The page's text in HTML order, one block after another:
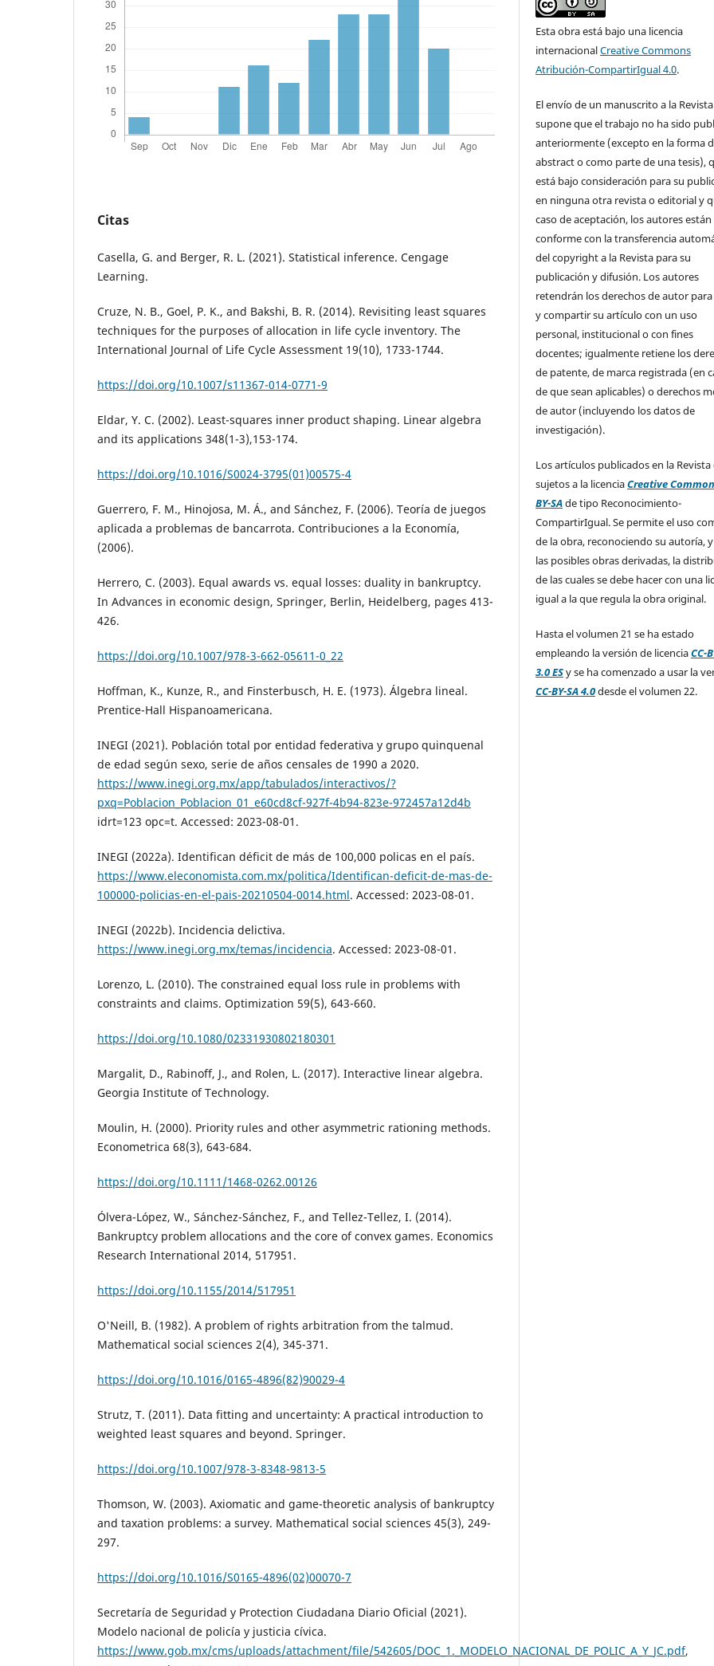
Citas
Casella, G. and Berger, R. L. (2021). Statistical inference. Cengage
Learning.
Cruze, N. B., Goel, P. K., and Bakshi, B. R. (2014). Revisiting least squares
techniques for the purposes of allocation in life cycle inventory. The
International Journal of Life Cycle Assessment 19(10), 1733-1744.
https://doi.org/10.1007/s11367-014-0771-9
Eldar, Y. C. (2002). Least-squares inner product shaping. Linear algebra
and its applications 348(1-3),153-174.
https://doi.org/10.1016/S0024-3795(01)00575-4
Guerrero, F. M., Hinojosa, M. Á., and Sánchez, F. (2006). Teoría de juegos
aplicada a problemas de bancarrota. Contribuciones a la Economía,
(2006).
Herrero, C. (2003). Equal awards vs. equal losses: duality in bankruptcy.
In Advances in economic design, Springer, Berlin, Heidelberg, pages 413-
426.
https://doi.org/10.1007/978-3-662-05611-0_22
Hoffman, K., Kunze, R., and Finsterbusch, H. E. (1973). Álgebra lineal.
Prentice-Hall Hispanoamericana.
INEGI (2021). Población total por entidad federativa y grupo quinquenal
de edad según sexo, serie de años censales de 1990 a 2020.
https://www.inegi.org.mx/app/tabulados/interactivos/?
pxq=Poblacion_Poblacion_01_e60cd8cf-927f-4b94-823e-972457a12d4b
idrt=123 opc=t. Accessed: 2023-08-01.
INEGI (2022a). Identifican déficit de más de 100,000 policas en el país.
https://www.eleconomista.com.mx/politica/Identifican-deficit-de-mas-de-
100000-policias-en-el-pais-20210504-0014.html. Accessed: 2023-08-01.
INEGI (2022b). Incidencia delictiva.
https://www.inegi.org.mx/temas/incidencia. Accessed: 2023-08-01.
Lorenzo, L. (2010). The constrained equal loss rule in problems with
constraints and claims. Optimization 59(5), 643-660.
https://doi.org/10.1080/02331930802180301
Margalit, D., Rabinoff, J., and Rolen, L. (2017). Interactive linear algebra.
Georgia Institute of Technology.
Moulin, H. (2000). Priority rules and other asymmetric rationing methods.
Econometrica 68(3), 643-684.
https://doi.org/10.1111/1468-0262.00126
Ólvera-López, W., Sánchez-Sánchez, F., and Tellez-Tellez, I. (2014).
Bankruptcy problem allocations and the core of convex games. Economics
Research International 2014, 517951.
https://doi.org/10.1155/2014/517951
O'Neill, B. (1982). A problem of rights arbitration from the talmud.
Mathematical social sciences 2(4), 345-371.
https://doi.org/10.1016/0165-4896(82)90029-4
Strutz, T. (2011). Data fitting and uncertainty: A practical introduction to
weighted least squares and beyond. Springer.
https://doi.org/10.1007/978-3-8348-9813-5
Thomson, W. (2003). Axiomatic and game-theoretic analysis of bankruptcy
and taxation problems: a survey. Mathematical social sciences 45(3), 249-
297.
https://doi.org/10.1016/S0165-4896(02)00070-7
Secretaría de Seguridad y Protection Ciudadana Diario Oficial (2021).
Modelo nacional de policía y justicia cívica.
https://www.gob.mx/cms/uploads/attachment/file/542605/DOC_1._MODELO_NACIONAL_DE_POLIC_A_Y_JC.pdf,
Esta obra está bajo una licencia
internacionalCreative Commons
Atribución-CompartirIgual 4.0.
El envío de un manuscrito a la Revista
supone que el trabajo no ha sido
anteriormente (excepto en la forma
abstract o como parte de una tesis),
está bajo consideración para su
en ninguna otra revista o editorial y
caso de aceptación, los autores están
conforme con la transferencia
del copyright a la Revista para su
publicación y difusión. Los autores
retendrán los derechos de autor
y compartir su artículo con un uso
personal, institucional o con fines
docentes; igualmente retiene los
de patente, de marca registrada (en
de que sean aplicables) o derechos
de autor (incluyendo los datos de
investigación).
Los artículos publicados en la Revista
sujetos a la licenciaCreative
BY-SAde tipo Reconocimiento-
CompartirIgual. Se permite el uso
de la obra, reconociendo su autoría,
las posibles obras derivadas, la
de las cuales se debe hacer con una
igual a la que regula la obra original.
Hasta el volumen 21 se ha estado
empleando la versión de licenciaCC-
3.0 ESy se ha comenzado a usar la
CC-BY-SA 4.0desde el volumen 22.